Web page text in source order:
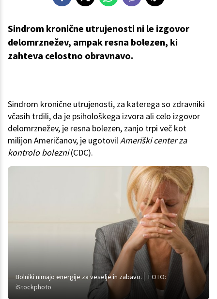
Sindrom kronične utrujenosti ni le izgovor
delomrznežev, ampak resna bolezen, ki
zahteva celostno obravnavo.
Sindrom kronične utrujenosti, za katerega so zdravniki
včasih trdili, da je psihološkega izvora ali celo izgovor
delomrznežev, je resna bolezen, zanjo trpi več kot
milijon Američanov, je ugotovilAmeriški center za
kontrolo bolezni(CDC).
Bolniki nimajo energije za veselje in zabavo.
FOTO:
iStockphoto